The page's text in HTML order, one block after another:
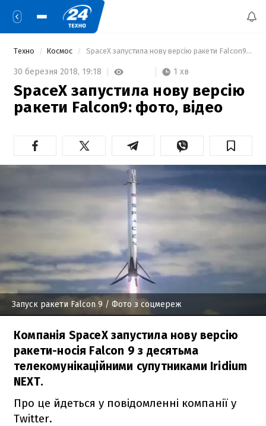
Техно Космос SpaceX запустила нову версію ракети Falcon9: фото, відео
30 березня 2018, 19:18 1 хв
SpaceX запустила нову версію
ракети Falcon9: фото, відео
Запуск ракети Falcon 9 / Фото з соцмереж
Компанія SpaceX запустила нову версію
ракети-носія Falcon 9 з десятьма
телекомунікаційними супутниками Iridium
NEXT.
Про це йдеться у повідомленні компанії у
Twitter.